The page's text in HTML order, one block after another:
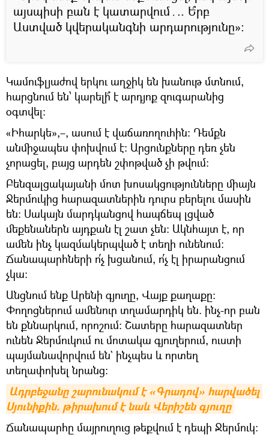
այսպիսի բան է կատարվում․.. Ե՞րբ
Աստված կվերականգնի արդարությունը»։
Կամուֆլյաժով երկու աղջիկ են խանութ մտնում,
հարցնում են՝ կարելի՞ է արդյոք զուգարանից
օգտվել։
«Իհարկե»,–, ասում է վաճառողուհին։ Դեմքն
անմիջապես փոխվում է։ Արցունքները դեռ չեն
չորացել, բայց արդեն շփոթված չի թվում։
Բենզալցակայանի մոտ խոսակցությունները միայն
Ջերմուկից հարազատներին դուրս բերելու մասին
են։ Սակայն մարդկանցով հապճեպ լցված
մեքենաներն այդքան էլ շատ չեն։ Ակնհայտ է, որ
ամեն ինչ կազմակերպված է տեղի ունենում։
Ճանապարհների ո՛չ խցանում, ո՛չ էլ իրարանցում
չկա։
Անցնում ենք Արենի գյուղը, Վայք քաղաքը։
Փողոցներում ամենուր տղամարդիկ են. ինչ-որ բան
են քննարկում, որոշում։ Շատերը հարազատներ
ունեն Ջերմուկում ու մոտակա գյուղերում, ուստի
պայմանավորվում են` ինչպես և որտեղ
տեղափոխել նրանց։
Ադրբեջանը շարունակում է «Գրադով» հարվածել
Սյունիքին. թիրախում է նաև Վերիշեն գյուղը
Ճանապարհը մայրուղուց թեքվում է դեպի Ջերմուկ։